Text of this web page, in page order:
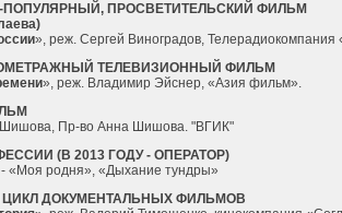
ПРОСВЕТИТЕЛЬСКИЙ ФИЛЬМ
», реж. Сергей Виноградов,
ТЕЛЕВИЗИОННЫЙ ФИЛЬМ
», реж. Владимир Эйснер, «Азия фильм».
Пр-во Анна Шишова. "ВГИК"
(В 2013 ГОДУ - ОПЕРАТОР)
- «Моя родня», «Дыхание тундры»
ДОКУМЕНТАЛЬНЫХ ФИЛЬМОВ